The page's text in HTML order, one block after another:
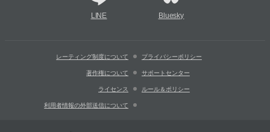
LINE Bluesky
レーティング制度について プライバシーポリシー
著作権について サポートセンター
ライセンス ルール＆ポリシー
利用者情報の外部送信について